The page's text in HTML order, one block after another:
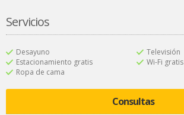
Servicios
Desayuno
Estacionamiento gratis
Ropa de cama
Televisión
Wi-Fi gratis
Consultas